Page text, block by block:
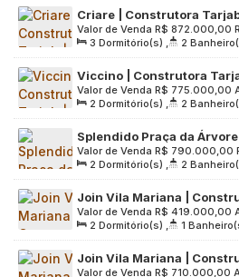
1888.00 m²
Criare | Construtora
metros | 03 dormitórios |
01 vaga
R$ 872.000,00
Valor de Venda
04052-110, Mirandópolis, São
3 Dormitório(s) , 2
Sala(s) , 1 Suíte(s) , 1
1888.00m²
Viccino | Construtora
metros | 02 dormitórios |
01 vaga
R$ 775.000,00
Valor de Venda
Rocha, 683, Zona Sul, 04047-
São Paulo, Brasil
2 Dormitório(s) , 2
Sala(s) , 1 Suíte(s) , 1
3004.00m²
Splendido Praça da
Construção | 50 metros |
varanda | 01 vaga
R$ 790.000,00
Valor de Venda
Gabriel, 157, Zona Sul, 04052-
São Paulo, Brasil
2 Dormitório(s) , 2
50.00m² , 1 Sala(s) , 1
50.00m² , Terreno: 1587.00m²
Join Vila Mariana |
Construção | 37 metros |
varanda | sem vaga
R$ 419.000,00
Valor de Venda
Rocha, 250, Zona Sul, 04047-
São Paulo, Brasil
2 Dormitório(s) , 1
Sala(s) , Útil: 37.00m² ,
Join Vila Mariana |
R$ 710.000,00
Valor de Venda